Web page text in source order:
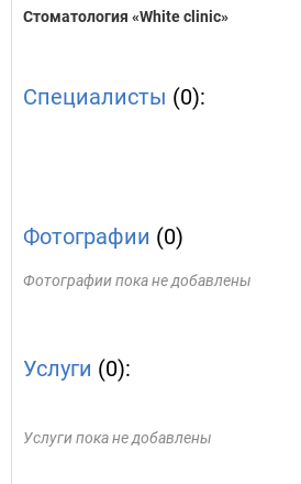
Стоматология «White clinic»
Специалисты (0):
Фотографии (0)
Фотографии пока не добавлены
Услуги (0):
Услуги пока не добавлены